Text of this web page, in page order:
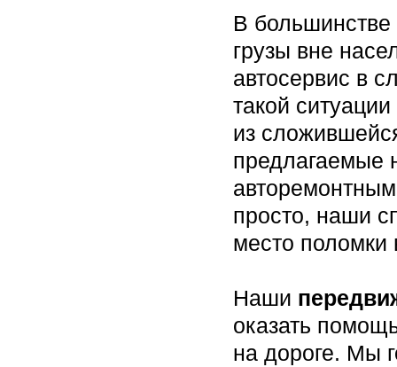
В большинстве
грузы вне
автосервис в
такой
из
предлагаемые
просто, наши
место поломки
Наши
оказать
на дороге. Мы